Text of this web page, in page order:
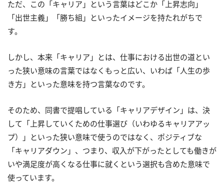
ただ、この「キャリア」という言葉はどこか「上昇志向」
「出世主義」「勝ち組」といったイメージを持たれがちで
す。
しかし、本来「キャリア」とは、仕事における出世の道とい
った狭い意味の言葉ではなくもっと広い、いわば「人生の歩
き方」といった意味を持つ言葉なのです。
そのため、同書で提唱している「キャリアデザイン」は、決
して「上昇していくための仕事選び（いわゆるキャリアアッ
プ）」といった狭い意味で使うのではなく、ポジティブな
「キャリアダウン」、つまり、収入が下がったとしても働きが
いや満足度が高くなる仕事に就くという選択も含めた意味で
使っています。